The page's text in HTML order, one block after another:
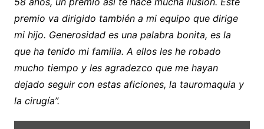
premio va dirigido también a mi equipo que dirige
mi hijo. Generosidad es una palabra bonita, es la
que ha tenido mi familia. A ellos les he robado
mucho tiempo y les agradezco que me hayan
dejado seguir con estas aficiones, la tauromaquia y
la cirugía”.